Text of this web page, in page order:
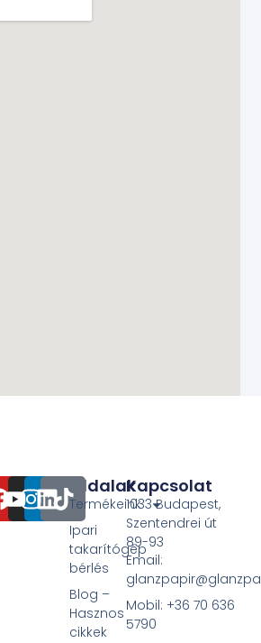
Oldalak
Termékeink
Ipari
takarítógép
bérlés
Blog –
Hasznos
cikkek
Kapcsolat
1033 Budapest,
Szentendrei út
89-93
Email:
Mobil: +36 70 636
5790